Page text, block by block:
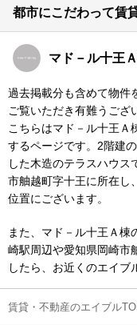
都市にこだわって賃
マド－ル十王
過去掲載分も含めて物件
ご覧いただき有難うござ
こちらはマド－ル十王Ａ
するページです。2階建
した木造のテラスハウス
市舳越町字十王に所在し
位置にございます。
また、マド－ル十王Ａ棟
崎駅周辺や愛知県岡崎市
したら、お近くのエイブ
賃貸・不動産のエイブル